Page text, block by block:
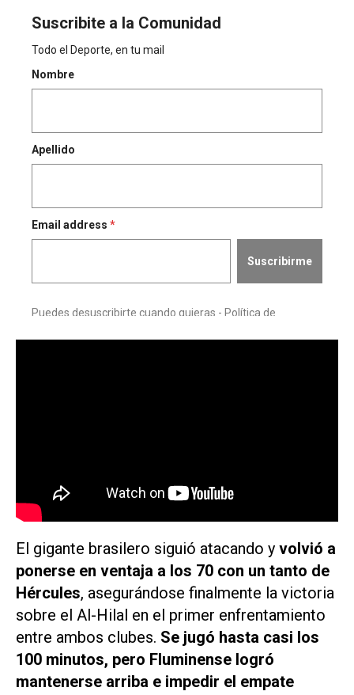
El gigante brasilero siguió atacando y volvió a
ponerse en ventaja a los 70 con un tanto de
Hércules, asegurándose finalmente la victoria
sobre el Al-Hilal en el primer enfrentamiento
entre ambos clubes. Se jugó hasta casi los
100 minutos, pero Fluminense logró
mantenerse arriba e impedir el empate